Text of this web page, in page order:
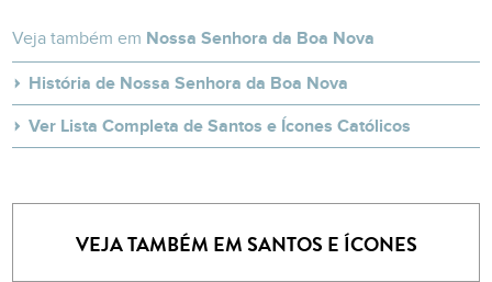
Veja também em Nossa Senhora da Boa Nova
História de Nossa Senhora da Boa Nova
Ver Lista Completa de Santos e Ícones Católicos
VEJA TAMBÉM EM SANTOS E ÍCONES